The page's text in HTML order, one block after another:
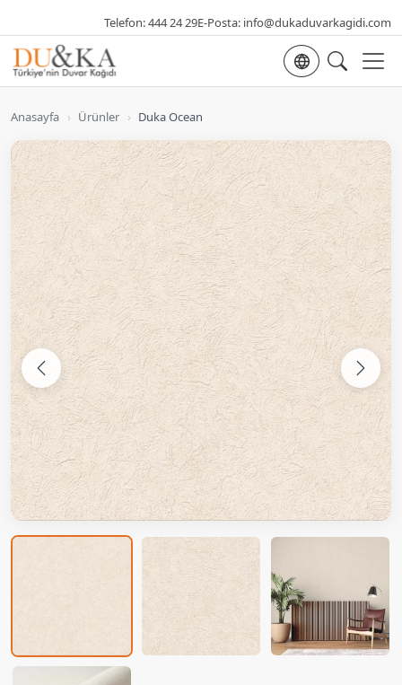
Telefon:444 24 29E-Posta: info@dukaduvarkagidi.com
Dil seçimi
Anasayfa › Ürünler › Duka Ocean